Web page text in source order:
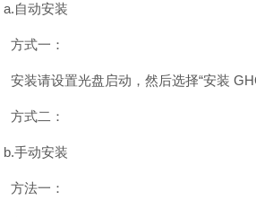
a.自动安装
方式一：
安装请设置光盘启动，然后选择“安装
方式二：
b.手动安装
方法一：